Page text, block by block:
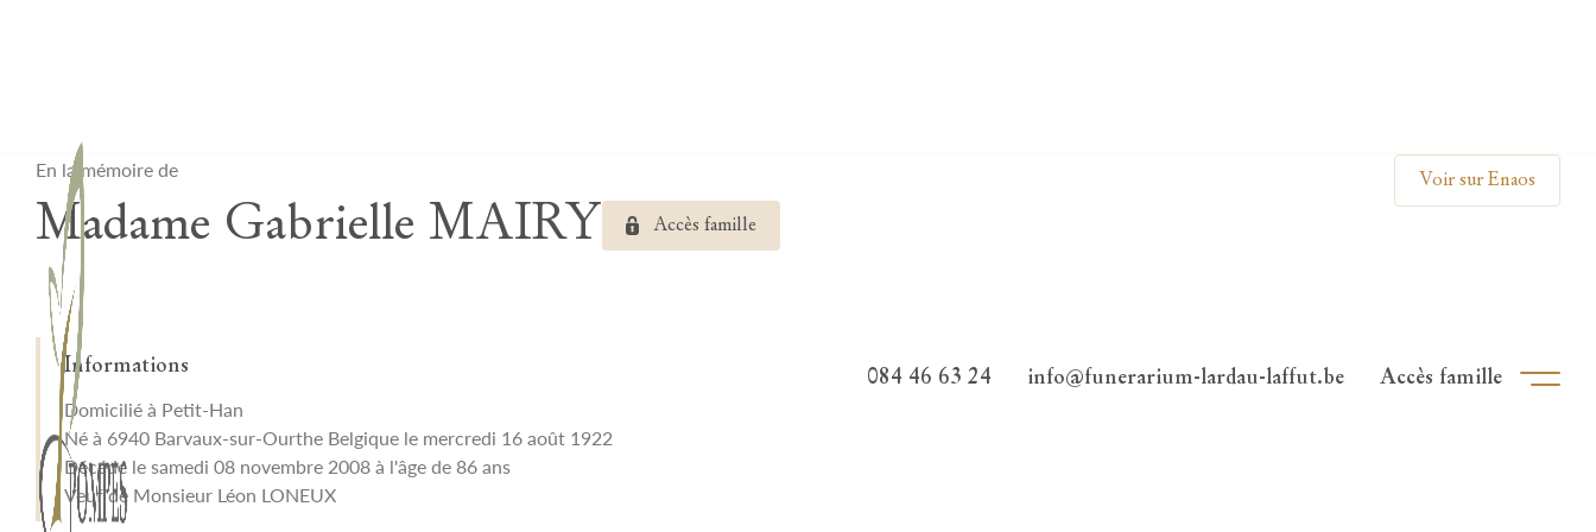
084 46 63 24 info@funerarium-lardau-laffut.be Accès famille
En la mémoire de
Madame Gabrielle MAIRY Accès famille
Informations
Domicilié à Petit-Han
Né à 6940 Barvaux-sur-Ourthe Belgique le mercredi 16 août 1922
Décédé le samedi 08 novembre 2008 à l'âge de 86 ans
Veuf de Monsieur Léon LONEUX
Voir sur Enaos